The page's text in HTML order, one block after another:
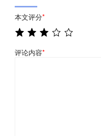
本文评分*
评论内容*